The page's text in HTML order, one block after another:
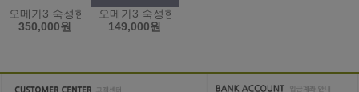
오메가3 숙성한우 [김상준한우세트]
350,000원
오메가3 숙성한우 [엄선세트]
149,000원